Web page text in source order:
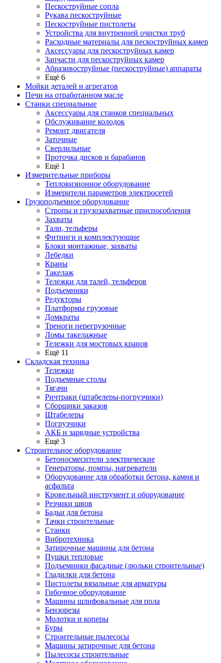
Пескоструйные сопла
Рукава пескоструйные
Пескоструйные пистолеты
Устройства для внутренней очистки труб
Расходные материалы для пескоструйных камер
Аксессуары для пескоструйных камер
Запчасти для пескоструйных камер
Абразивоструйные (пескоструйные) аппараты
Ещё 6
Мойки деталей и агрегатов
Печи на отработанном масле
Станки специальные
Аксессуары для станков специальных
Обслуживание колодок
Ремонт двигателя
Заточные
Сверлильные
Проточка дисков и барабанов
Ещё 1
Измерительные приборы
Тепловизионное оборудование
Измерители параметров электросетей
Грузоподъемное оборудование
Стропы и грузозахватные приспособления
Захваты
Тали, тельферы
Фитинги и комплектующие
Блоки монтажные, захваты
Лебедки
Краны
Такелаж
Тележки для талей, тельферов
Подъемники
Редукторы
Платформы грузовые
Домкраты
Треноги перегрузочные
Ломы такелажные
Тележки для мостовых кранов
Ещё 11
Складская техника
Тележки
Подъемные столы
Тягачи
Ричтраки (штабелеры-погрузчики)
Сборщики заказов
Штабелеры
Погрузчики
АКБ и зарядные устройства
Ещё 3
Строительное оборудование
Бетоносмесители электрические
Генераторы, помпы, нагреватели
Оборудование для обработки бетона, камня и
асфальта
Кровельный инструмент и оборудование
Резчики швов
Бадьи для бетона
Тачки строительные
Станки
Вибротехника
Затирочные машины для бетона
Пушки тепловые
Подъемники фасадные (люльки строительные)
Гладилки для бетона
Пистолеты вязальные для арматуры
Гибочное оборудование
Машины шлифовальные для пола
Бензорезы
Молотки и коперы
Буры
Строительные пылесосы
Машины затирочные для бетона
Пылесосы строительные